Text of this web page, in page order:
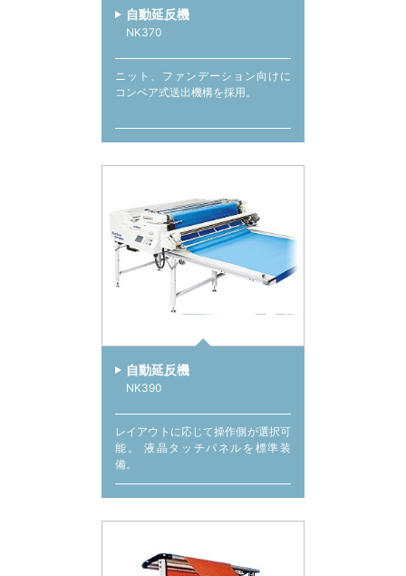
自動延反機
NK370
ニット、ファンデーション向けに
コンベア式送出機構を採用。
自動延反機
NK390
レイアウトに応じて操作側が選択可
能。 液晶タッチパネルを標準装
備。